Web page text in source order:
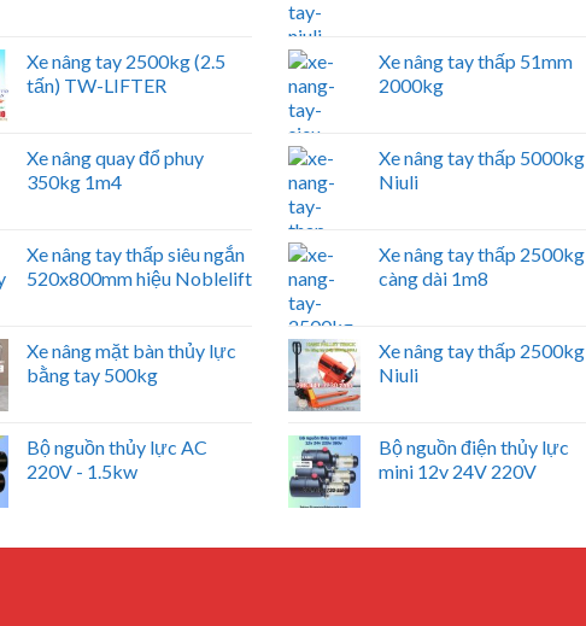
Xe nâng tay 2500kg (2.5
tấn) TW-LIFTER
Xe nâng quay đổ phuy
350kg 1m4
Xe nâng tay thấp siêu ngắn
520x800mm hiệu Noblelift
Xe nâng mặt bàn thủy lực
bằng tay 500kg
Bộ nguồn thủy lực AC
220V - 1.5kw
Xe nâng tay thấp 51mm
2000kg
Xe nâng tay thấp 5000kg
Niuli
Xe nâng tay thấp 2500kg
càng dài 1m8
Xe nâng tay thấp 2500kg
Niuli
Bộ nguồn điện thủy lực
mini 12v 24V 220V